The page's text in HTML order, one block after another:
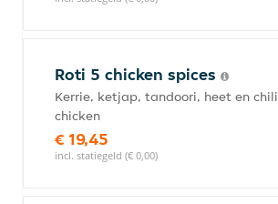
Roti 5 chicken spices
Kerrie, ketjap, tandoori, heet en chili
chicken
€ 19,45
incl. statiegeld (€ 0,00)